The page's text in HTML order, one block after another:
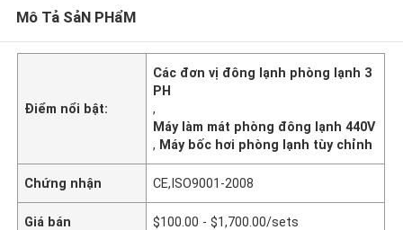
Mô Tả SảN PHẩM
Điểm nổi bật:
Các đơn vị đông lạnh phòng lạnh 3
PH
,
Máy làm mát phòng đông lạnh 440V
, Máy bốc hơi phòng lạnh tùy chỉnh
Chứng nhận CE,ISO9001-2008
Giá bán $100.00 - $1,700.00/sets